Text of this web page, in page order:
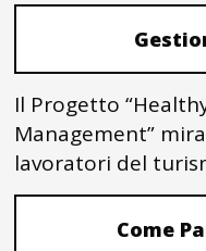
Il Progetto
Management”
lavoratori del
Come